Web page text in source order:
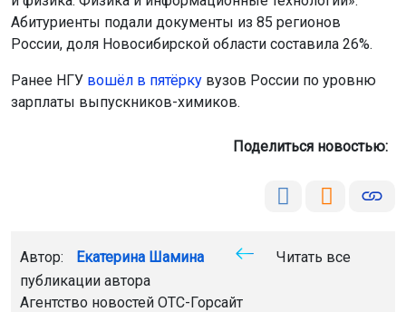
Абитуриенты подали документы из 85 регионов
России, доля Новосибирской области составила 26%.
Ранее НГУ вошёл в пятёрку вузов России по уровню
зарплаты выпускников-химиков.
Поделиться новостью:
Автор: Екатерина Шамина
Читать все
публикации автора
Агентство новостей ОТС-Горсайт